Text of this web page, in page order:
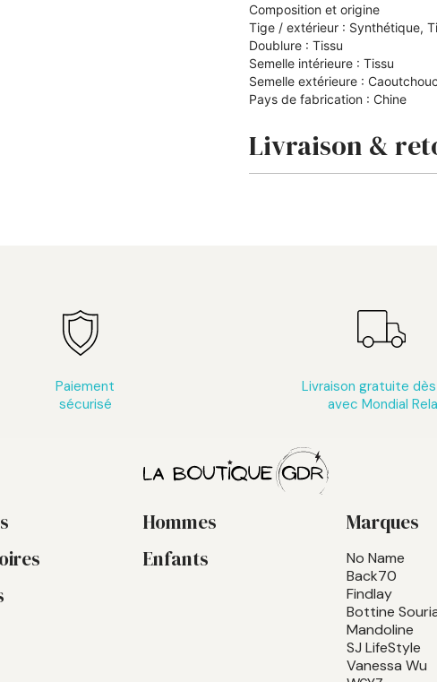
Composition et origine
Tige / extérieur : Synthétique,
Doublure : Tissu
Semelle intérieure : Tissu
Semelle extérieure :
Pays de fabrication : Chine
Livraison &
Paiement
sécurisé
Livraison gratuite
avec Mondial
Hommes
Enfants
Marques
No Name
Back70
Findlay
Bottine
Mandoline
SJ LifeStyle
Vanessa Wu